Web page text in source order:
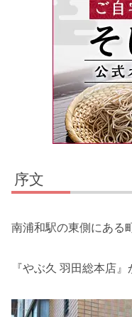
序文
南浦和駅の東側にある
『やぶ久 羽田総本店